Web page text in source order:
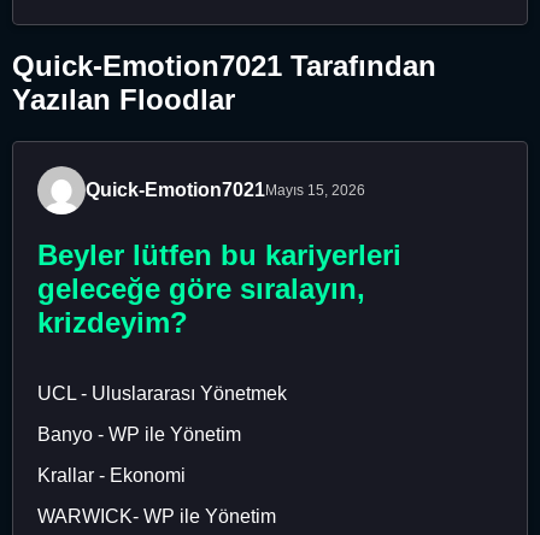
Quick-Emotion7021 Tarafından
Yazılan Floodlar
Quick-Emotion7021Mayıs 15, 2026
Beyler lütfen bu kariyerleri
geleceğe göre sıralayın,
krizdeyim?
UCL - Uluslararası Yönetmek
Banyo - WP ile Yönetim
Krallar - Ekonomi
WARWICK- WP ile Yönetim